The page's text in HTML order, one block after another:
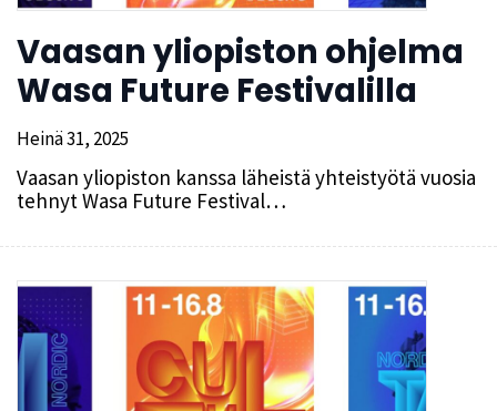
Vaasan yliopiston ohjelma
Wasa Future Festivalilla
Heinä 31, 2025
Vaasan yliopiston kanssa läheistä yhteistyötä vuosia
tehnyt Wasa Future Festival…